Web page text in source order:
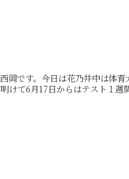
です。今日は花乃井中は体育
て6月17日からはテスト１週